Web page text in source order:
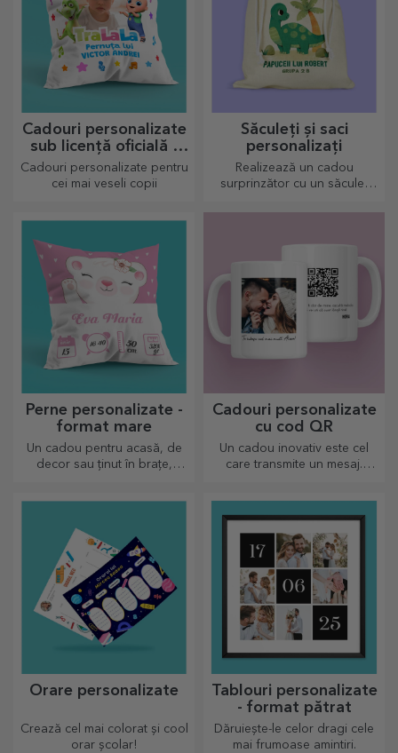
Cadouri personalizate
sub licență oficială -
TraLaLa
Cadouri personalizate pentru
cei mai veseli copii
Săculeți și saci
personalizați
Realizează un cadou
surprinzător cu un săculeț
din fotografiile tale și mesaje
Perne personalizate -
format mare
Un cadou pentru acasă, de
decor sau ținut în brațe,
Cadouri personalizate
cu cod QR
Un cadou inovativ este cel
care transmite un mesaj.
cele mai inedite reacții!
Orare personalizate
Crează cel mai colorat și cool
orar școlar!
Tablouri personalizate
- format pătrat
Dăruiește-le celor dragi cele
mai frumoase amintiri.